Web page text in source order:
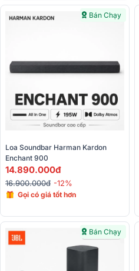
Bán Chạy
Loa Soundbar Harman Kardon
Enchant 900
14.890.000đ
16.900.000đ -12%
Gọi có giá tốt hơn
Bán Chạy